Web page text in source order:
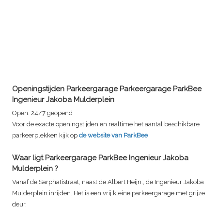
Openingstijden Parkeergarage Parkeergarage ParkBee
Ingenieur Jakoba Mulderplein
Open: 24/7 geopend
Voor de exacte openingstijden en realtime het aantal beschikbare
parkeerplekken kijk op de website van ParkBee
Waar ligt Parkeergarage ParkBee Ingenieur Jakoba
Mulderplein ?
Vanaf de Sarphatistraat, naast de Albert Heijn., de Ingenieur Jakoba
Mulderplein inrijden. Het is een vrij kleine parkeergarage met grijze
deur.